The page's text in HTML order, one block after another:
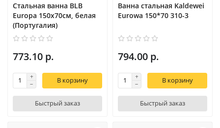
Стальная ванна BLB
Europa 150x70см, белая
(Португалия)
773.10 р.
В корзину
Быстрый заказ
Ванна стальная Kaldewei
Eurowa 150*70 310-3
794.00 р.
В корзину
Быстрый заказ